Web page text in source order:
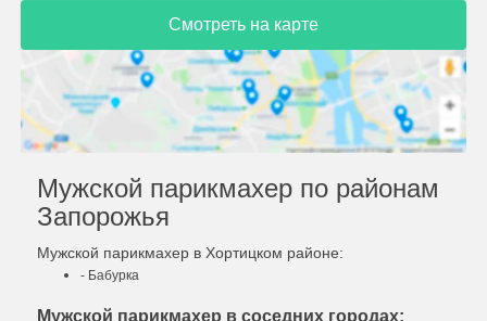
Смотреть на карте
Мужской парикмахер по районам
Запорожья
Мужской парикмахер в Хортицком районе:
- Бабурка
Мужской парикмахер в соседних городах: